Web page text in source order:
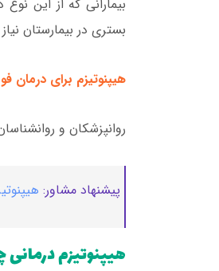
بیمارانی که از این
بستری در بیمارستان
هیپنوتیزم برای درمان
روانپزشکان و
پیشنهاد مشاور:
هیپنوتیزم